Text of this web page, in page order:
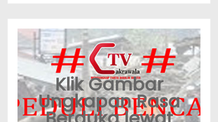
Klik Gambar
Ungkapan Rasa